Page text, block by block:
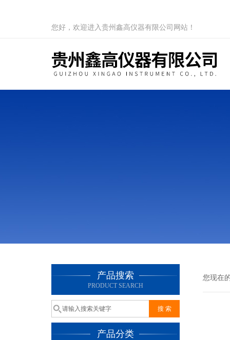
您好，欢迎进入贵州鑫高仪器有限公司网站！
产品搜索
PRODUCT SEARCH
产品分类
您现在